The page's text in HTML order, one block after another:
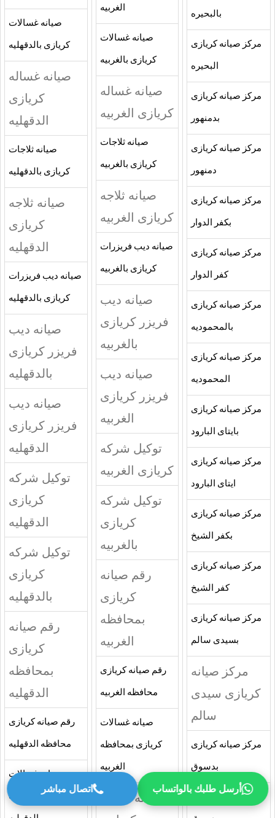
أرسل طلبك بالواتساب اتصال مباشر
بالبحيره
مركز صيانه كريازى
البحيره
مركز صيانه كريازى
بدمنهور
مركز صيانه كريازى
دمنهور
مركز صيانه كريازى
بكفر الدوار
مركز صيانه كريازى
كفر الدوار
مركز صيانه كريازى
بالمحموديه
مركز صيانه كريازى
المحموديه
مركز صيانه كريازى
بايتاى البارود
مركز صيانه كريازى
ايتاى البارود
مركز صيانه كريازى
بكفر الشيخ
مركز صيانه كريازى
كفر الشيخ
مركز صيانه كريازى
بسيدى سالم
مركز صيانه
كريازى سيدى
سالم
مركز صيانه كريازى
بدسوق
مركز صيانه كريازى
الغربيه
صيانه غسالات
كريازى بالغربيه
صيانه غساله
كريازى الغربيه
صيانه ثلاجات
كريازى بالغربيه
صيانه ثلاجه
كريازى الغربيه
صيانه ديب فريزرات
كريازى بالغربيه
صيانه ديب
فريزر كريازى
بالغربيه
صيانه ديب
فريزر كريازى
الغربيه
توكيل شركه
كريازى الغربيه
توكيل شركه
كريازى
بالغربيه
رقم صيانه
كريازى
بمحافظه
الغربيه
رقم صيانه كريازى
محافظه الغربيه
صيانه غسالات
كريازى بمحافظه
الغربيه
صيانه غساله
صيانه غسالات
كريازى بالدقهليه
صيانه غساله
كريازى
الدقهليه
صيانه ثلاجات
كريازى بالدقهليه
صيانه ثلاجه
كريازى
الدقهليه
صيانه ديب فريزرات
كريازى بالدقهليه
صيانه ديب
فريزر كريازى
بالدقهليه
صيانه ديب
فريزر كريازى
الدقهليه
توكيل شركه
كريازى
الدقهليه
توكيل شركه
كريازى
بالدقهليه
رقم صيانه
كريازى
بمحافظه
الدقهليه
رقم صيانه كريازى
محافظه الدقهليه
صيانه غسالات
كريازى بمحافظه